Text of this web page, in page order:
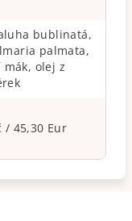
bublinatá,
palmata,
olej z
/ 45,30 Eur